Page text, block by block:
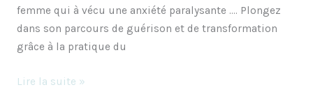
femme qui à vécu une anxiété paralysante …. Plongez
dans son parcours de guérison et de transformation
grâce à la pratique du
Lire la suite »